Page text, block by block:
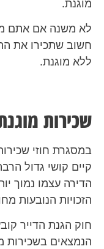
מוגנת.
לא משנה אם אתם
חשוב שתכירו את
ללא מוגנת.
שכירות
במסגרת חוזי
קיים קושי גדול
הדירה עצמו נמוך
הזכויות הנובעות
חוק הגנת הדייר
הנמצאים בשכירות